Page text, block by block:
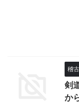
稽
剣
か